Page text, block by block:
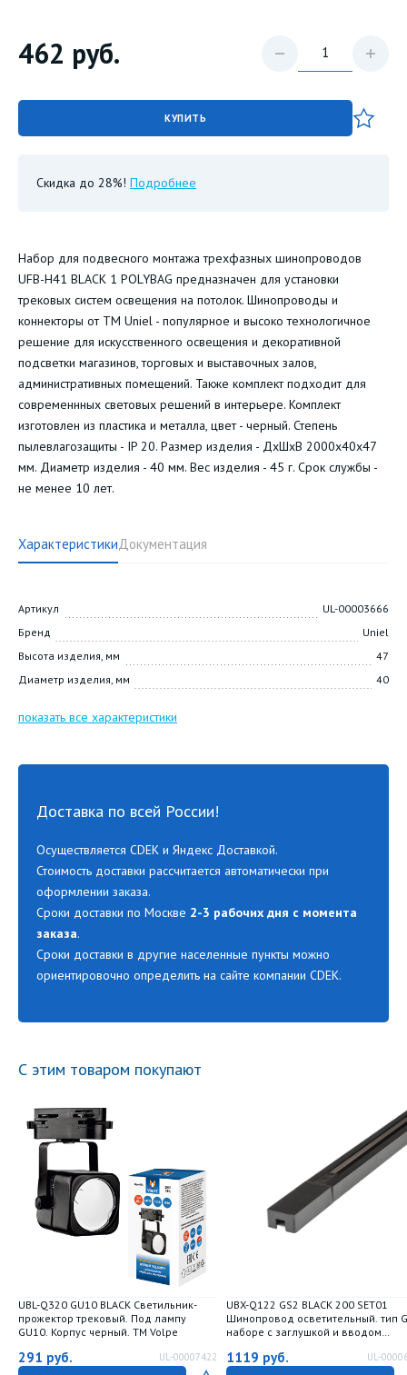
462 руб.
КУПИТЬ
Скидка до 28%! Подробнее
Набор для подвесного монтажа трехфазных шинопроводов
UFB-H41 BLACK 1 POLYBAG предназначен для установки
трековых систем освещения на потолок. Шинопроводы и
коннекторы от ТМ Uniel - популярное и высоко технологичное
решение для искусственного освещения и декоративной
подсветки магазинов, торговых и выставочных залов,
административных помещений. Также комплект подходит для
современнных световых решений в интерьере. Комплект
изготовлен из пластика и металла, цвет - черный. Степень
пылевлагозащиты - IP 20. Размер изделия - ДхШхВ 2000х40х47
мм. Диаметр изделия - 40 мм. Вес изделия - 45 г. Срок службы -
не менее 10 лет.
ХарактеристикиДокументация
Артикул
UL-00003666
Бренд
Uniel
Высота изделия, мм
47
Диаметр изделия, мм
40
показать все характеристики
Доставка по всей России!
Осуществляется CDEK и Яндекс Доставкой.
Стоимость доставки рассчитается автоматически при
оформлении заказа.
Сроки доставки по Москве 2-3 рабочих дня с момента
заказа.
Сроки доставки в другие населенные пункты можно
ориентировочно определить на сайте компании CDEK.
С этим товаром покупают
UBL-Q320 GU10 BLACK Светильник-
прожектор трековый. Под лампу
GU10. Корпус черный. ТМ Volpe
291 руб. UL-00007422
UBX-Q122 GS2 BLACK 200 SET01
Шинопровод осветительный. тип
наборе с заглушкой и вводом
Длина 2м. ТМ Volpe.
1119 руб. UL-